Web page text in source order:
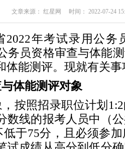
文章来源： 红星网 时间： 2022-07-24
2022年考试录用公务
务员资格审查与体能
体能测评。现就有关
体能测评对象
按照招录职位计划
数线的报考人员中（
于75分，且必须参